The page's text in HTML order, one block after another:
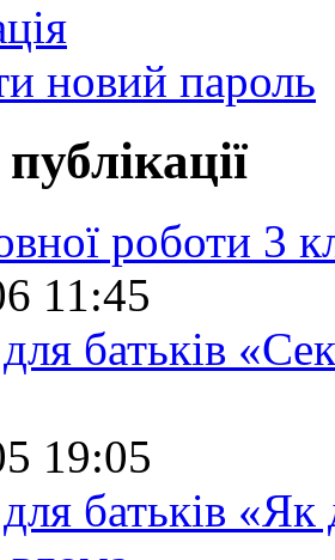
новий пароль
роботи 3
11:45
батьків
19:05
батьків